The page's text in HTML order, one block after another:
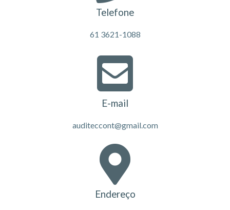
Telefone
61 3621-1088
E-mail
auditeccont@gmail.com
Endereço